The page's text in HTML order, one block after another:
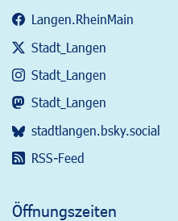
Langen.RheinMain
Stadt_Langen
Stadt_Langen
Stadt_Langen
stadtlangen.bsky.social
RSS-Feed
Öffnungszeiten